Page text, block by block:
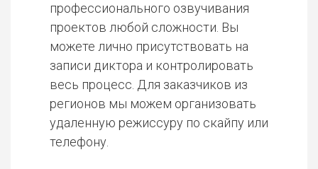
профессионального озвучивания
проектов любой сложности. Вы
можете лично присутствовать на
записи диктора и контролировать
весь процесс. Для заказчиков из
регионов мы можем организовать
удаленную режиссуру по скайпу или
телефону.